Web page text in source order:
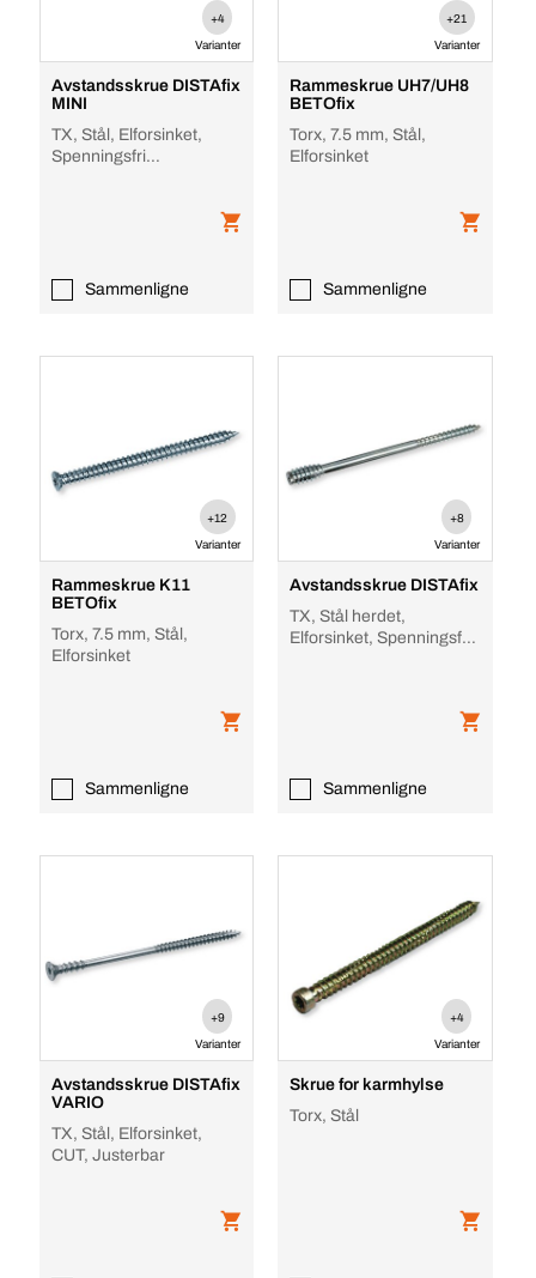
+4
Varianter
Avstandsskrue DISTAfix
MINI
TX, Stål, Elforsinket,
Spenningsfri
Sammenligne
+21
Varianter
Rammeskrue UH7/UH8
BETOfix
Torx, 7.5 mm, Stål,
Elforsinket
Sammenligne
+12
Varianter
Rammeskrue K11
BETOfix
Torx, 7.5 mm, Stål,
Elforsinket
Sammenligne
+8
Varianter
Avstandsskrue DISTAfix
TX, Stål herdet,
Elforsinket, Spenningsfri
Sammenligne
+9
Varianter
Avstandsskrue DISTAfix
VARIO
TX, Stål, Elforsinket,
CUT, Justerbar
+4
Varianter
Skrue for karmhylse
Torx, Stål